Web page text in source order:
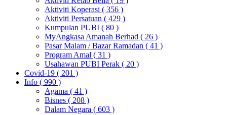
Aktiviti Koperasi ( 356 )
Aktiviti Persatuan ( 429 )
Kumpulan PUBI ( 80 )
MyAngkasa Amanah Berhad ( 26 )
Pasar Malam / Bazar Ramadan ( 41 )
Program Amal ( 31 )
Usahawan PUBI Perak ( 20 )
Covid-19 ( 201 )
Info ( 990 )
Agama ( 41 )
Bisnes ( 208 )
Dalam Negara ( 603 )